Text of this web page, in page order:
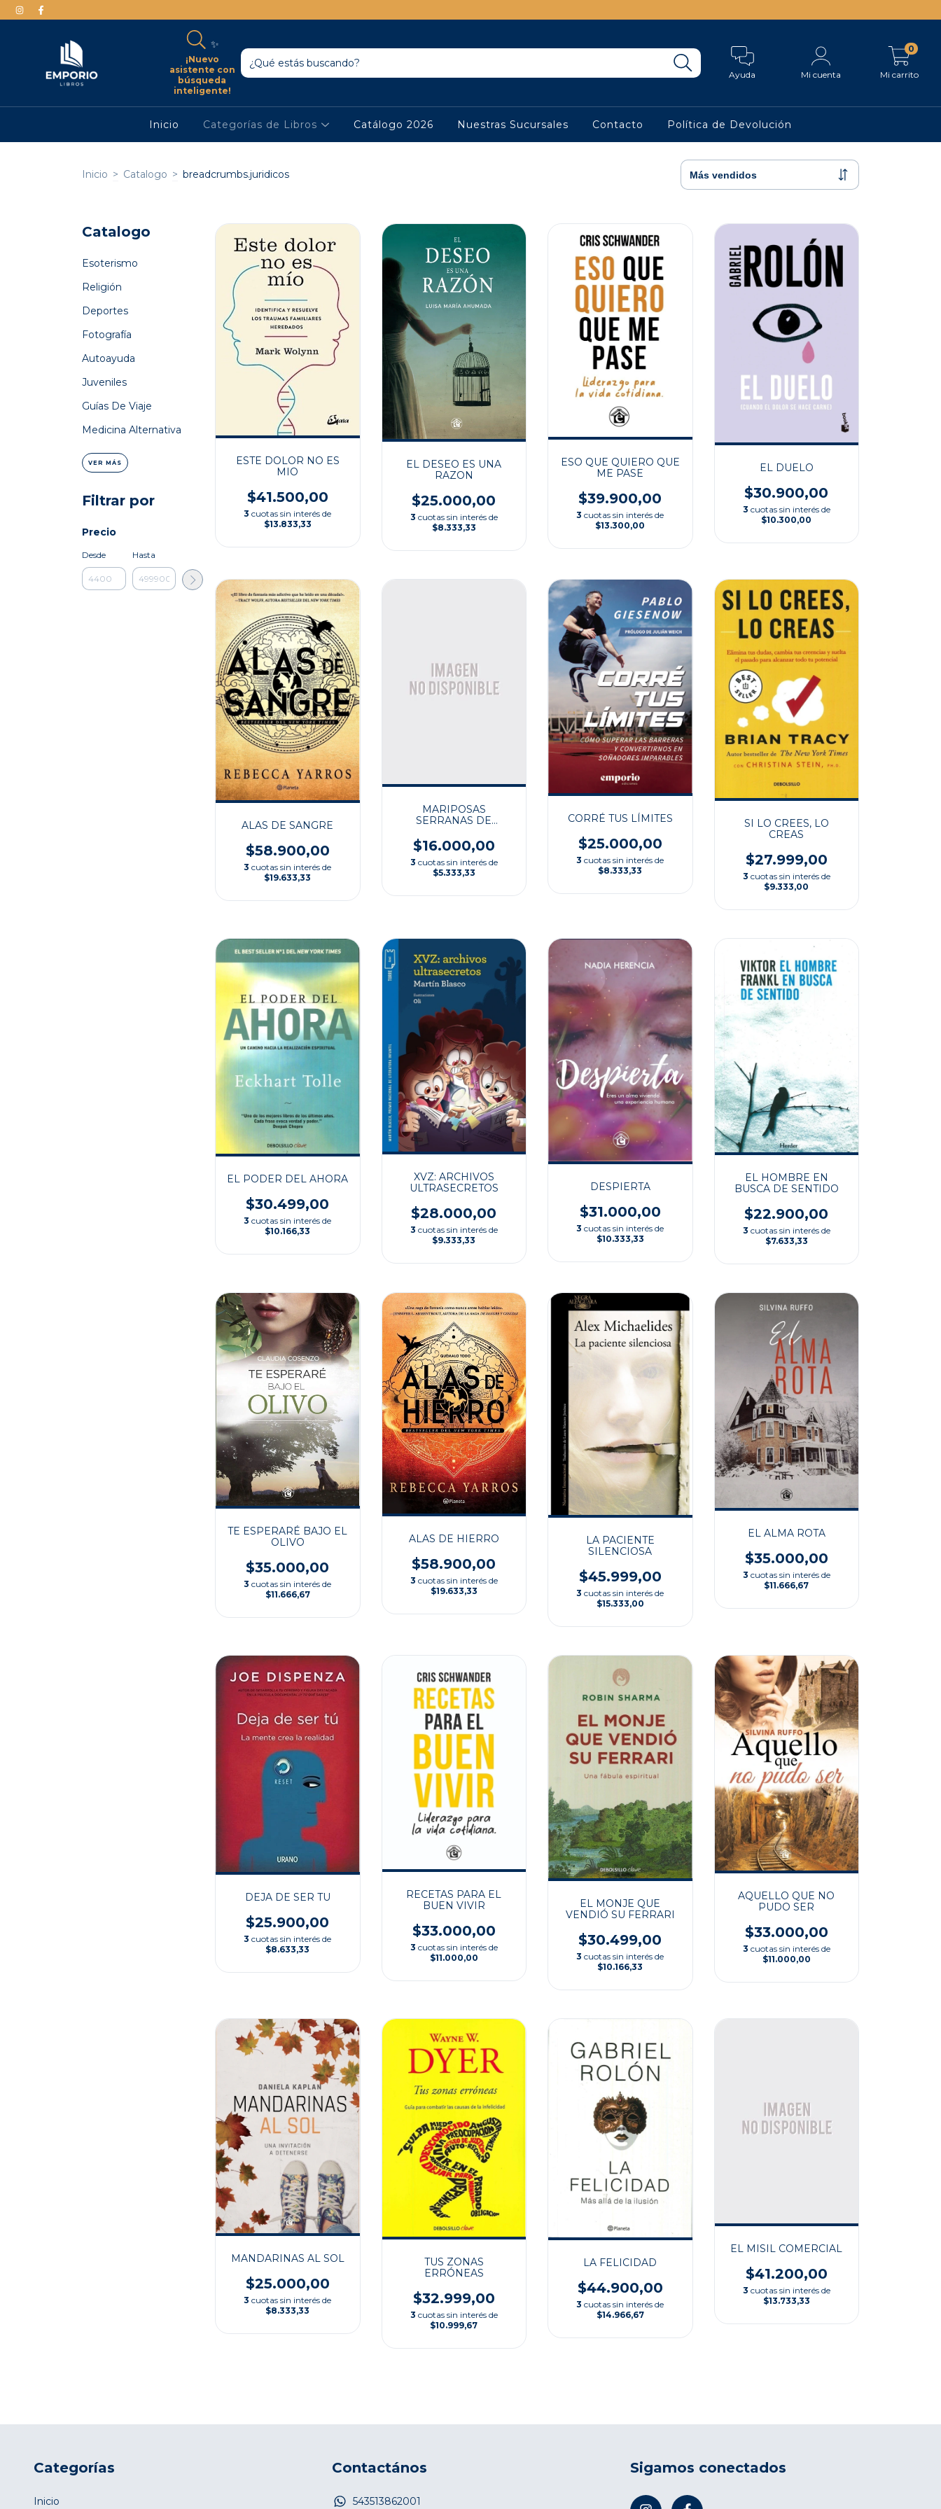
✨
¡Nuevo
asistente con
búsqueda
inteligente!
Ayuda Mi cuenta Mi carrito
0
Inicio Categorías de Libros Catálogo 2026 Nuestras Sucursales Contacto Política de Devolución
Inicio > Catalogo > breadcrumbs.juridicos
Catalogo
Esoterismo
Religión
Deportes
Fotografía
Autoayuda
Juveniles
Guías De Viaje
Medicina Alternativa
VER MÁS
Filtrar por
Precio
Desde Hasta
ESTE DOLOR NO ES
MIO
$41.500,00
3 cuotas sin interés de
$13.833,33
EL DESEO ES UNA
RAZON
$25.000,00
3 cuotas sin interés de
$8.333,33
ESO QUE QUIERO QUE
ME PASE
$39.900,00
3 cuotas sin interés de
$13.300,00
EL DUELO
$30.900,00
3 cuotas sin interés de
$10.300,00
ALAS DE SANGRE
$58.900,00
3 cuotas sin interés de
$19.633,33
MARIPOSAS
SERRANAS DE
$16.000,00
3 cuotas sin interés de
$5.333,33
CORRÉ TUS LÍMITES
$25.000,00
3 cuotas sin interés de
$8.333,33
SI LO CREES, LO
CREAS
$27.999,00
3 cuotas sin interés de
$9.333,00
EL PODER DEL AHORA
$30.499,00
3 cuotas sin interés de
$10.166,33
XVZ: ARCHIVOS
ULTRASECRETOS
$28.000,00
3 cuotas sin interés de
$9.333,33
DESPIERTA
$31.000,00
3 cuotas sin interés de
$10.333,33
EL HOMBRE EN
BUSCA DE SENTIDO
$22.900,00
3 cuotas sin interés de
$7.633,33
TE ESPERARÉ BAJO EL
OLIVO
$35.000,00
3 cuotas sin interés de
$11.666,67
ALAS DE HIERRO
$58.900,00
3 cuotas sin interés de
$19.633,33
LA PACIENTE
SILENCIOSA
$45.999,00
3 cuotas sin interés de
$15.333,00
EL ALMA ROTA
$35.000,00
3 cuotas sin interés de
$11.666,67
DEJA DE SER TU
$25.900,00
3 cuotas sin interés de
$8.633,33
RECETAS PARA EL
BUEN VIVIR
$33.000,00
3 cuotas sin interés de
$11.000,00
EL MONJE QUE
VENDIÓ SU FERRARI
$30.499,00
3 cuotas sin interés de
$10.166,33
AQUELLO QUE NO
PUDO SER
$33.000,00
3 cuotas sin interés de
$11.000,00
MANDARINAS AL SOL
$25.000,00
3 cuotas sin interés de
$8.333,33
TUS ZONAS
ERRÓNEAS
$32.999,00
3 cuotas sin interés de
$10.999,67
LA FELICIDAD
$44.900,00
3 cuotas sin interés de
$14.966,67
EL MISIL COMERCIAL
$41.200,00
3 cuotas sin interés de
$13.733,33
Categorías
Inicio
Contactános
543513862001
Sigamos conectados